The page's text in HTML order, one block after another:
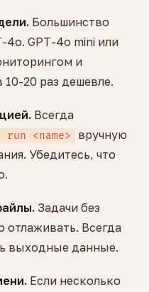
Большинство
4o. GPT-4o mini или
и
20 раз дешевле.
Всегда
<name>
вручную
Убедитесь, что
Задачи без
отлаживать. Всегда
выходные данные.
Если несколько